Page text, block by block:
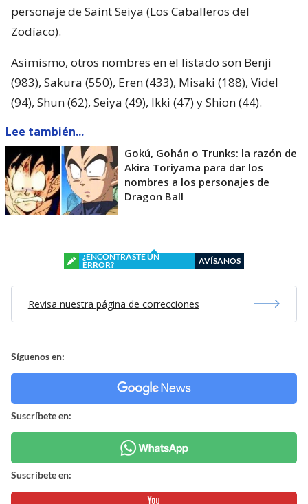
personaje de Saint Seiya (Los Caballeros del
Zodíaco).
Asimismo, otros nombres en el listado son Benji
(983), Sakura (550), Eren (433), Misaki (188), Videl
(94), Shun (62), Seiya (49), Ikki (47) y Shion (44).
Lee también...
Gokú, Gohán o Trunks: la razón de
Akira Toriyama para dar los
nombres a los personajes de
Dragon Ball
¿ENCONTRASTE UN
ERROR?
AVÍSANOS
Revisa nuestra página de correcciones
Síguenos en:
Suscríbete en:
Suscríbete en: